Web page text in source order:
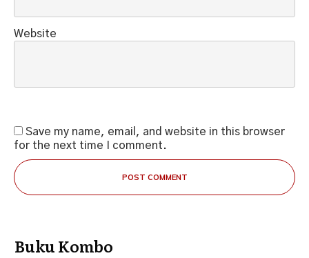
Website
Save my name, email, and website in this browser
for the next time I comment.
POST COMMENT
Buku Kombo